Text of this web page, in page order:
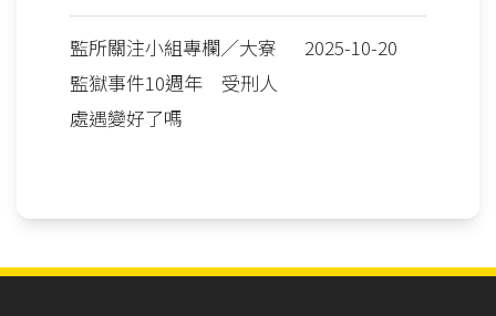
監所關注小組專欄／大寮
監獄事件10週年 受刑人
處遇變好了嗎
2025-10-20